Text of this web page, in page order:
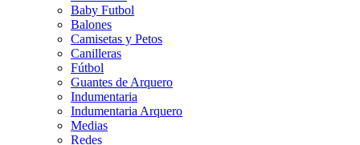
Baby Futbol
Balones
Camisetas y Petos
Canilleras
Fútbol
Guantes de Arquero
Indumentaria
Indumentaria Arquero
Medias
Redes